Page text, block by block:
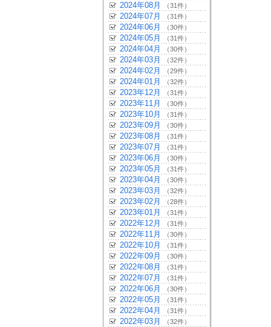
2024年08月 （31件）
2024年07月 （31件）
2024年06月 （30件）
2024年05月 （31件）
2024年04月 （30件）
2024年03月 （32件）
2024年02月 （29件）
2024年01月 （32件）
2023年12月 （31件）
2023年11月 （30件）
2023年10月 （31件）
2023年09月 （30件）
2023年08月 （31件）
2023年07月 （31件）
2023年06月 （30件）
2023年05月 （31件）
2023年04月 （30件）
2023年03月 （32件）
2023年02月 （28件）
2023年01月 （31件）
2022年12月 （31件）
2022年11月 （30件）
2022年10月 （31件）
2022年09月 （30件）
2022年08月 （31件）
2022年07月 （31件）
2022年06月 （30件）
2022年05月 （31件）
2022年04月 （31件）
2022年03月 （32件）